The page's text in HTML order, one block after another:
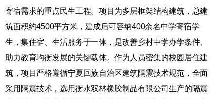
寄宿需求的重点民生工程。项目为多层框架结构建筑，总建
筑面积约4500平方米，建成后可容纳400余名中学寄宿学
生，集住宿、生活服务于一体，是改善乡村中学办学条件、
助力教育均衡发展的关键载体。作为人员密集的校园居住建
筑，项目严格遵循宁夏回族自治区建筑隔震技术规范，全面
采用隔震技术，选用衡水双林橡胶制品有限公司生产的隔震